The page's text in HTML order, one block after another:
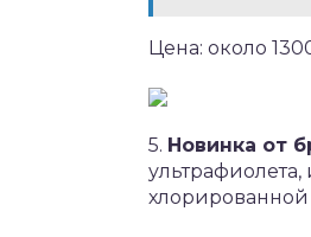
Цена: около
5. Новинка от
хлорированной